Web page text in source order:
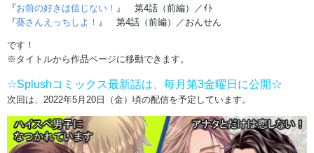
『お前の好きは信じない！ 』 第4話（前編）／ｲﾄ
『葵さんえっちしよ！ 』 第4話（前編）／おんせん
です！
※タイトルから作品ページに移動できます。
☆Splushコミックス最新話は、毎月第3金曜日に公開☆
次回は、2022年5月20日（金）頃の配信を予定しています。